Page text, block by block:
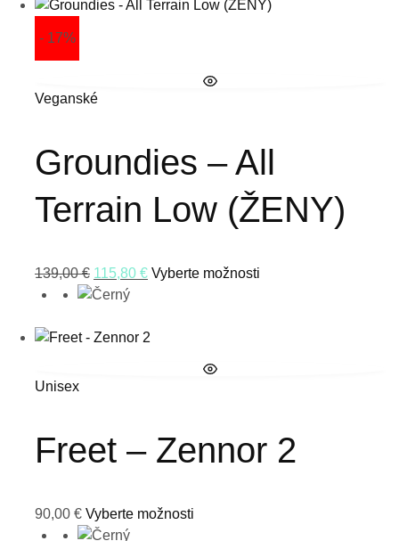
- 17%
Veganské
Groundies – All
Terrain Low (ŽENY)
139,00€ 115,80 € Vyberte možnosti
Unisex
Freet – Zennor 2
90,00 € Vyberte možnosti